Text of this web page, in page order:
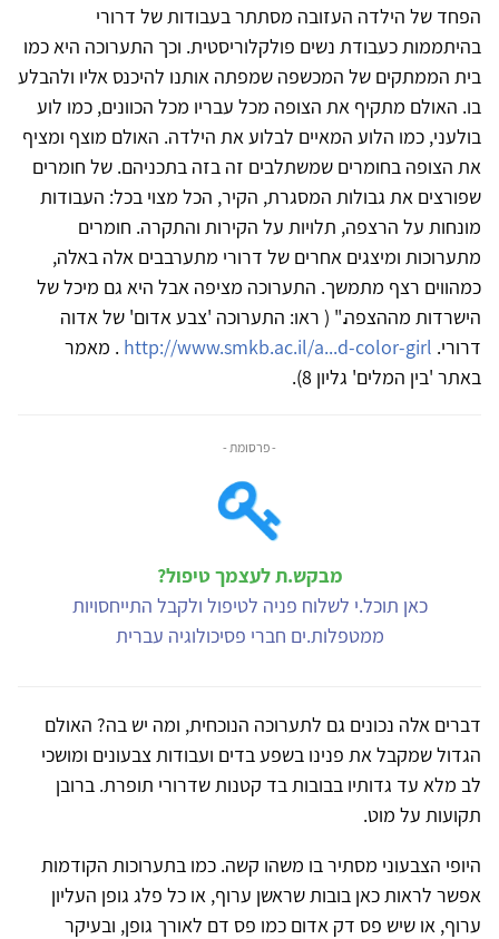
הפחד של הילדה העזובה מסתתר בעבודות של דרורי
בהיתממות כעבודת נשים פולקלוריסטית. וכך התערוכה היא כמו
בית הממתקים של המכשפה שמפתה אותנו להיכנס אליו ולהבלע
בו. האולם מתקיף את הצופה מכל עבריו מכל הכוונים, כמו לוע
בולעני, כמו הלוע המאיים לבלוע את הילדה. האולם מוצף ומציף
את הצופה בחומרים שמשתלבים זה בזה בתכניהם. של חומרים
שפורצים את גבולות המסגרת, הקיר, הכל מצוי בכל: העבודות
מונחות על הרצפה, תלויות על הקירות והתקרה. חומרים
מתערוכות ומיצגים אחרים של דרורי מתערבבים אלה באלה,
כמהווים רצף מתמשך. התערוכה מציפה אבל היא גם מיכל של
הישרדות מההצפה." ( ראו: התערוכה 'צבע אדום' של אדוה
דרורי. http://www.smkb.ac.il/a...d-color-girl . מאמר
באתר 'בין המלים' גליון 8).
- פרסומת -
מבקש.ת לעצמך טיפול?
כאן תוכל.י לשלוח פניה לטיפול ולקבל התייחסויות
ממטפלות.ים חברי פסיכולוגיה עברית
דברים אלה נכונים גם לתערוכה הנוכחית, ומה יש בה? האולם
הגדול שמקבל את פנינו בשפע בדים ועבודות צבעונים ומושכי
לב מלא עד גדותיו בבובות בד קטנות שדרורי תופרת. ברובן
תקועות על מוט.
היופי הצבעוני מסתיר בו משהו קשה. כמו בתערוכות הקודמות
אפשר לראות כאן בובות שראשן ערוף, או כל פלג גופן העליון
ערוף, או שיש פס דק אדום כמו פס דם לאורך גופן, ובעיקר